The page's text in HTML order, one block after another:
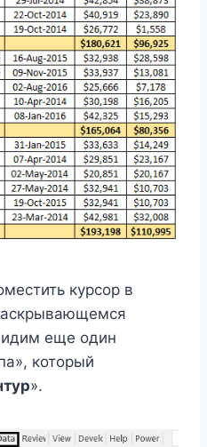
курсор в
еще один
который
».